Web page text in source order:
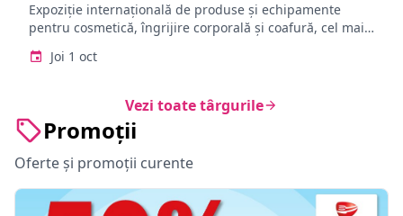
Expoziție internațională de produse și echipamente
pentru cosmetică, îngrijire corporală și coafură, cel mai
important eveniment din România dedicat sectorului de
beauty.Joi 1 oct
Vezi toate târgurile
Promoții
Oferte și promoții curente